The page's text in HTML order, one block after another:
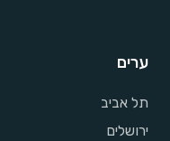
ערים
תל אביב
ירושלים